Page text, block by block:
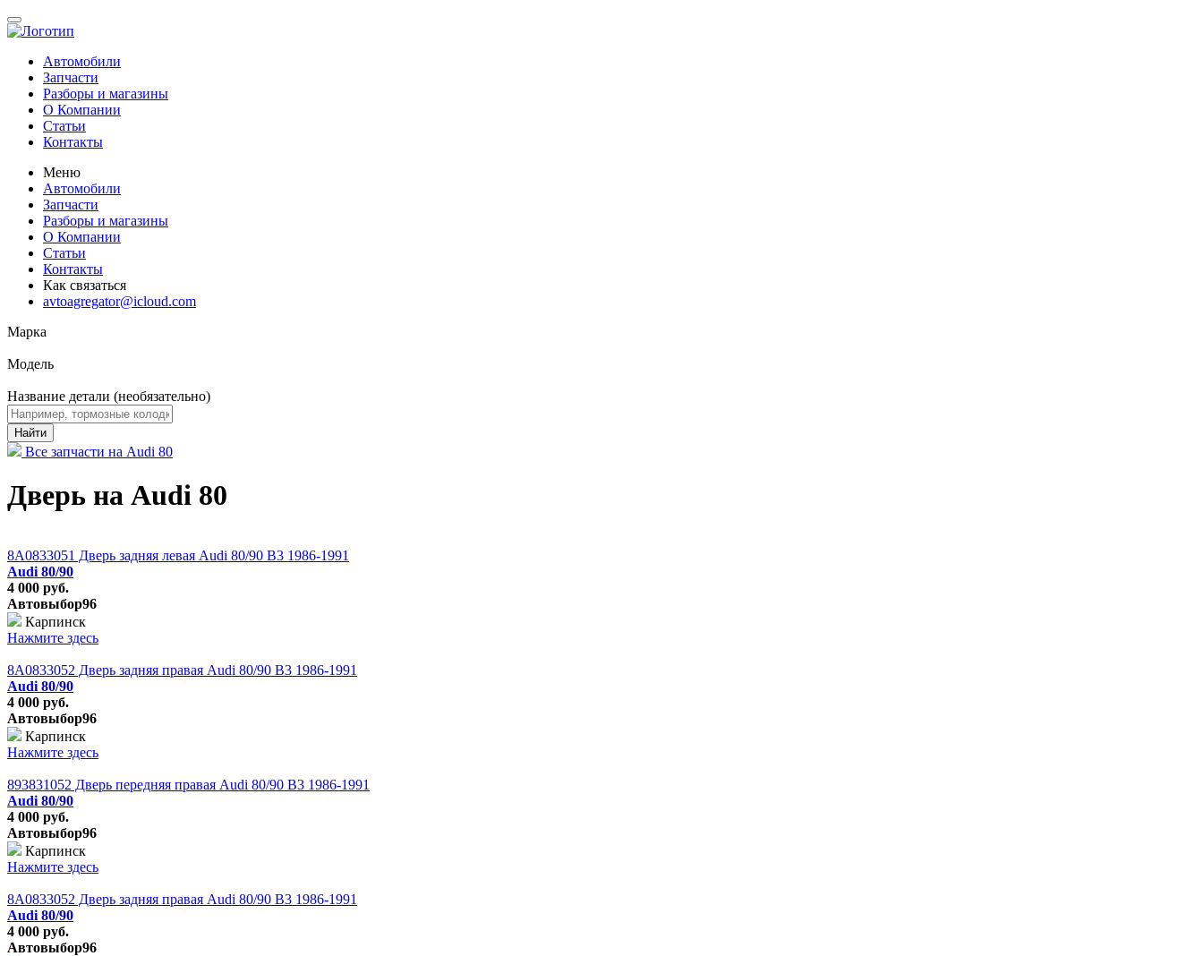
Автомобили
Запчасти
Разборы и магазины
О Компании
Статьи
Контакты
Меню
Автомобили
Запчасти
Разборы и магазины
О Компании
Статьи
Контакты
Как связаться
avtoagregator@icloud.com
Марка
Модель
Название детали (необязательно)
Найти
Все запчасти на Audi 80
Дверь на Audi 80
8A0833051 Дверь задняя левая Audi 80/90 B3 1986-1991
Audi 80/90
4 000 руб.
Автовыбор96
Карпинск
Нажмите здесь
8A0833052 Дверь задняя правая Audi 80/90 B3 1986-1991
Audi 80/90
4 000 руб.
Автовыбор96
Карпинск
Нажмите здесь
893831052 Дверь передняя правая Audi 80/90 B3 1986-1991
Audi 80/90
4 000 руб.
Автовыбор96
Карпинск
Нажмите здесь
8A0833052 Дверь задняя правая Audi 80/90 B3 1986-1991
Audi 80/90
4 000 руб.
Автовыбор96